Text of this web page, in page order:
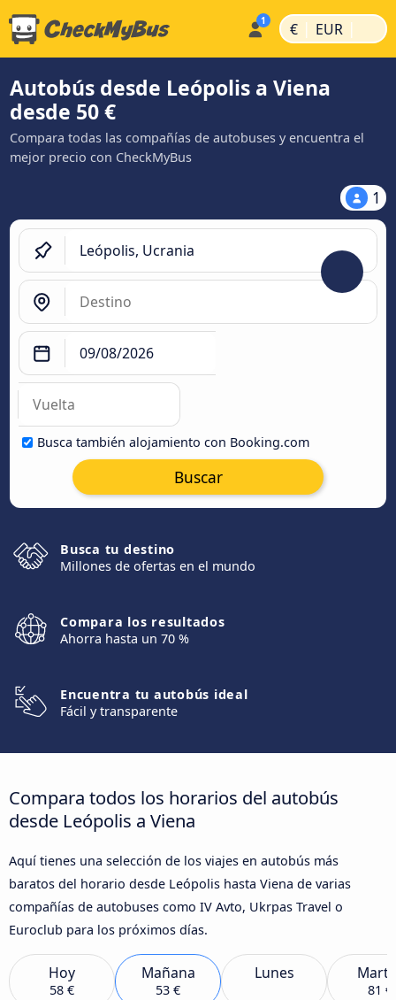
€ | EUR |
Autobús desde Leópolis a Viena
desde 50 €
Compara todas las compañías de autobuses y encuentra el
mejor precio con CheckMyBus
1
Busca también alojamiento con Booking.com
Buscar
Busca tu destino
Millones de ofertas en el mundo
Compara los resultados
Ahorra hasta un 70 %
Encuentra tu autobús ideal
Fácil y transparente
Compara todos los horarios del autobús
desde Leópolis a Viena
Aquí tienes una selección de los viajes en autobús más
baratos del horario desde Leópolis hasta Viena de varias
compañías de autobuses como IV Avto, Ukrpas Travel o
Euroclub para los próximos días.
Hoy
58 €
Mañana
53 €
Lunes
81 €